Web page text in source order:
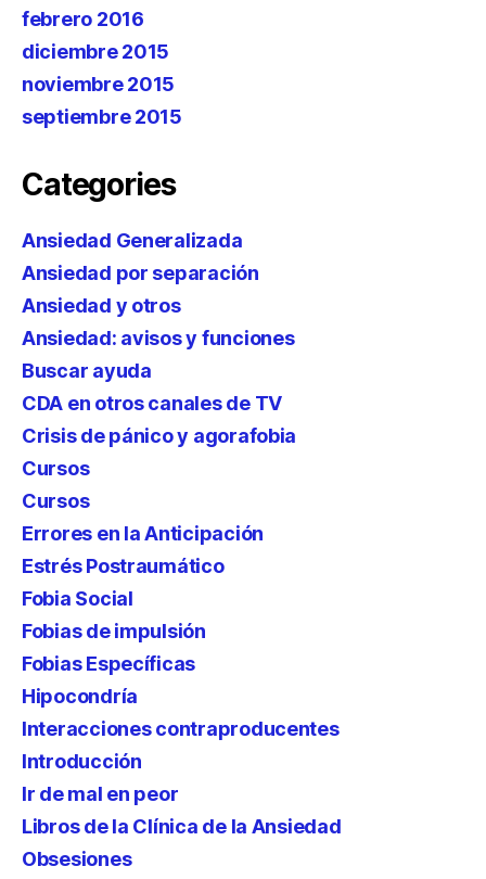
febrero 2016
diciembre 2015
noviembre 2015
septiembre 2015
Categories
Ansiedad Generalizada
Ansiedad por separación
Ansiedad y otros
Ansiedad: avisos y funciones
Buscar ayuda
CDA en otros canales de TV
Crisis de pánico y agorafobia
Cursos
Cursos
Errores en la Anticipación
Estrés Postraumático
Fobia Social
Fobias de impulsión
Fobias Específicas
Hipocondría
Interacciones contraproducentes
Introducción
Ir de mal en peor
Libros de la Clínica de la Ansiedad
Obsesiones